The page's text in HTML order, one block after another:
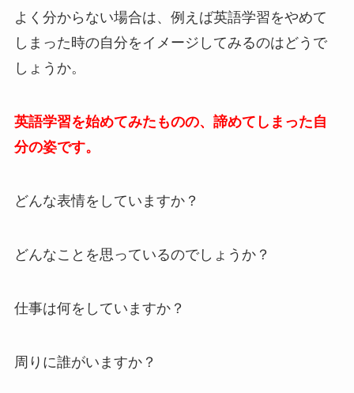
よく分からない場合は、例えば英語学習をやめて
しまった時の自分をイメージしてみるのはどうで
しょうか。
英語学習を始めてみたものの、諦めてしまった自
分の姿です。
どんな表情をしていますか？
どんなことを思っているのでしょうか？
仕事は何をしていますか？
周りに誰がいますか？